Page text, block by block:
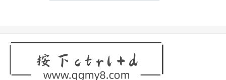
为什么？为什么樱木美音要不够而别？其实这也是一种离开